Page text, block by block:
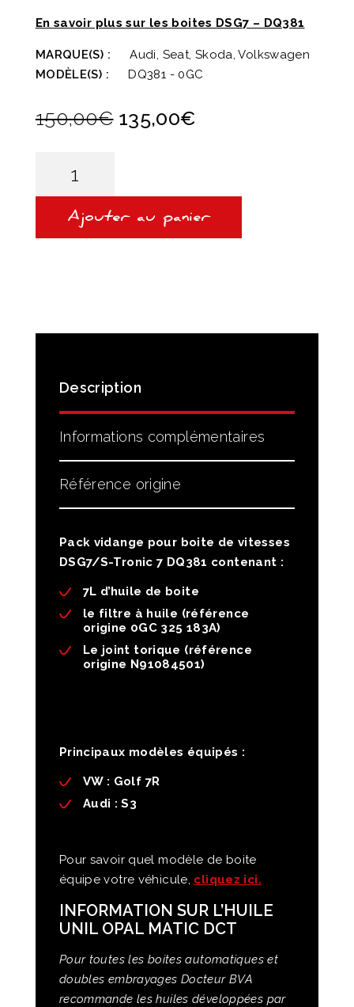
En savoir plus sur les boites DSG7 – DQ381
MARQUE(S) :
Audi, Seat, Skoda, Volkswagen
MODÈLE(S) :
DQ381 - 0GC
150,00€ Le
150,00€.
135,00€
135,00€.
VIDANGE
Ajouter au panier
Description
Informations complémentaires
Référence origine
Pack vidange pour boite de vitesses
DSG7/S-Tronic 7 DQ381 contenant :
7L d’huile de boite
le filtre à huile (référence
origine 0GC 325 183A)
Le joint torique (référence
origine N91084501)
Principaux modèles équipés :
VW : Golf 7R
Audi : S3
Pour savoir quel modèle de boite
équipe votre véhicule, cliquez ici.
INFORMATION SUR L’HUILE
UNIL OPAL MATIC DCT
Pour toutes les boites automatiques et
doubles embrayages Docteur BVA
recommande les huiles développées par